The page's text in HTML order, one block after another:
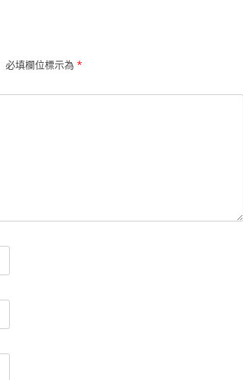
必填欄位標示為 *